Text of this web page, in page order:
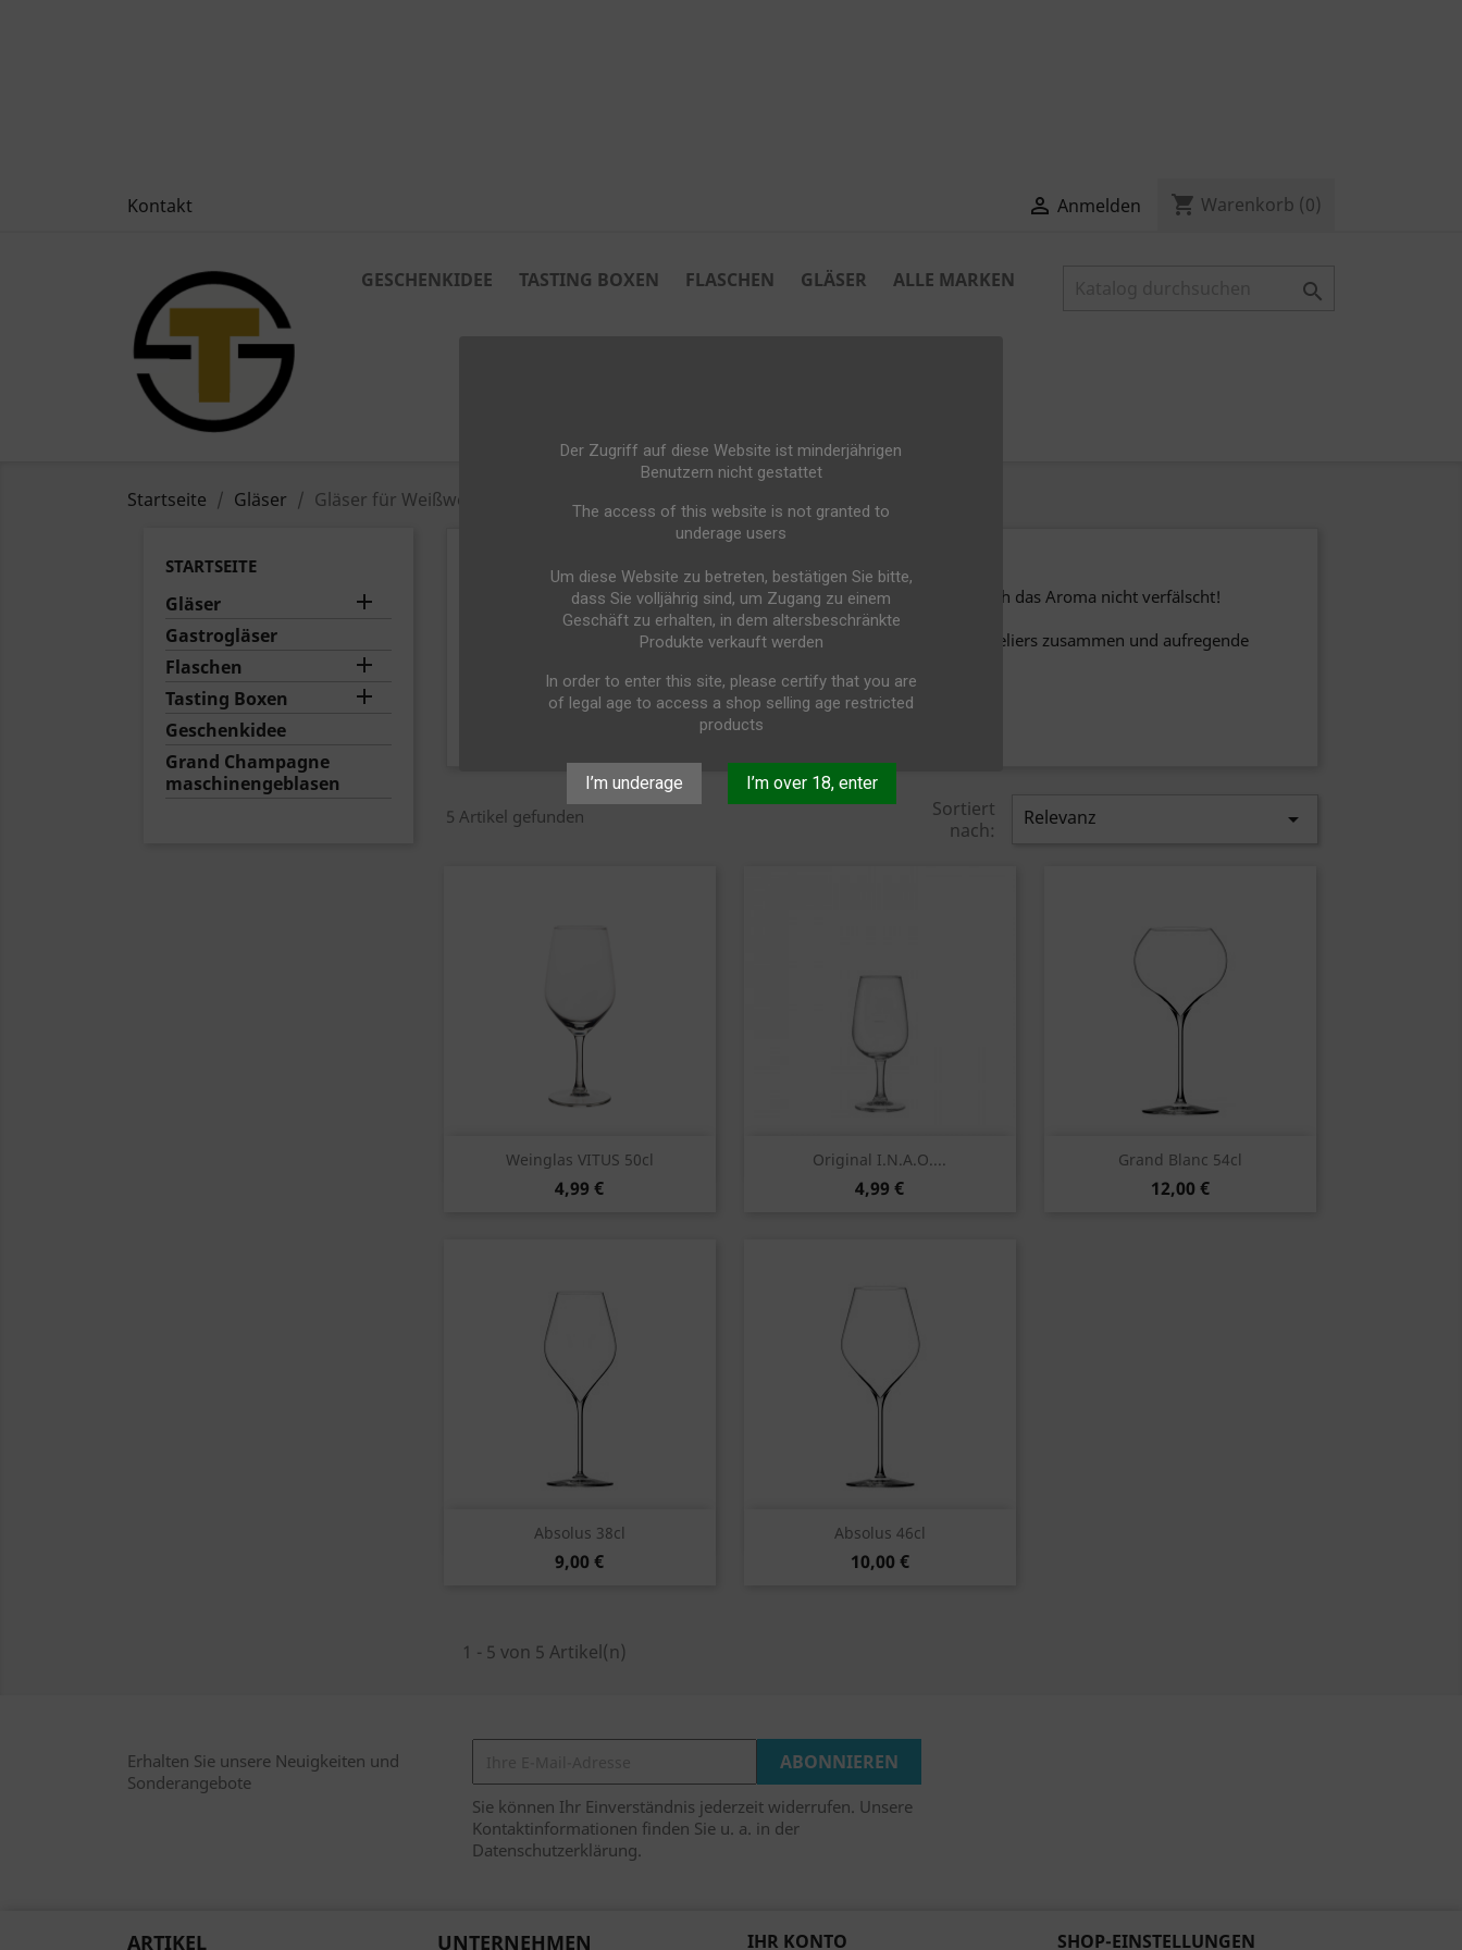
Der Zugriff auf diese Website ist minderjährigen
Benutzern nicht gestattet
The access of this website is not granted to
underage users
Um diese Website zu betreten, bestätigen Sie bitte,
dass Sie volljährig sind, um Zugang zu einem
Geschäft zu erhalten, in dem altersbeschränkte
Produkte verkauft werden
In order to enter this site, please certify that you are
of legal age to access a shop selling age restricted
products
I’m underage I’m over 18, enter
Kontakt  Anmelden shopping_cart Warenkorb (0)
GESCHENKIDEE TASTING BOXEN FLASCHEN GLÄSER ALLE MARKEN 
Startseite Gläser Gläser für Weißwein
STARTSEITE
Gläser 
Gastrogläser
Flaschen

Tasting Boxen 
Geschenkidee
Grand Champagne
maschinengeblasen
GLÄSER FÜR WEISSWEIN
Weißweine sollten aus dem richtigen Glas getrunken werden, damit sich das Aroma nicht verfälscht!
Lehmann Glass aus Reims in Frankreich arbeitet mit weltbesten Sommeliers zusammen und aufregende
5 Artikel gefunden
Sortiert
nach:
Relevanz 
Weinglas VITUS 50cl
4,99 €
Vorschau Original I.N.A.O....
4,99 €
Vorschau Grand Blanc 54cl
12,00 €
Vorschau
Absolus 38cl
9,00 €
Vorschau Absolus 46cl
10,00 €
Vorschau
1 - 5 von 5 Artikel(n)
Erhalten Sie unsere Neuigkeiten und
Sonderangebote
Sie können Ihr Einverständnis jederzeit widerrufen. Unsere
Kontaktinformationen finden Sie u. a. in der
Datenschutzerklärung.
ARTIKEL UNTERNEHMEN IHR KONTO SHOP-EINSTELLUNGEN